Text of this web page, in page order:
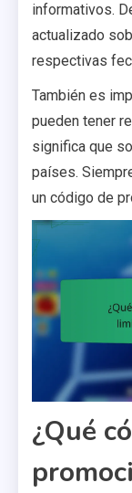
informativos.
actualizado
respectivas
También es
pueden tener
significa que
países.
un código de
¿Qué